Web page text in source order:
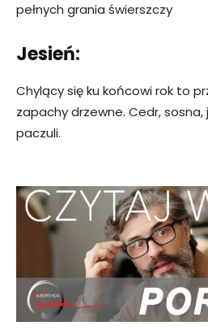
pełnych grania świerszczy
Jesień:
Chylący się ku końcowi rok to
zapachy drzewne. Cedr, sosna,
paczuli.